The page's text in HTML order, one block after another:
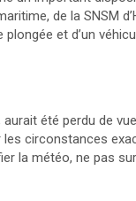
de la SNSM
et d’un
été perdu de
circonstances
la météo, ne pas